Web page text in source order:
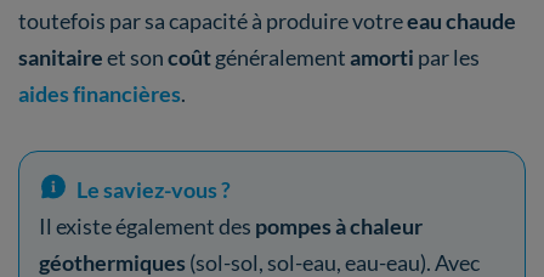
toutefois par sa capacité à produire votreeau chaude
sanitaireet soncoûtgénéralementamorti par les
aides financières.
Le saviez-vous ?
Il existe également des pompes à chaleur
géothermiques (sol-sol, sol-eau, eau-eau). Avec